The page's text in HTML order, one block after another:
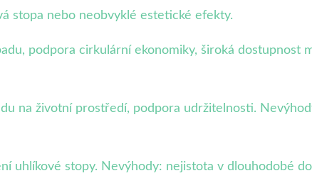
stopa nebo neobvyklé estetické efekty.
podpora cirkulární ekonomiky, široká dostupnost
na životní prostředí, podpora udržitelnosti.
uhlíkové stopy. Nevýhody: nejistota v dlouhodobé